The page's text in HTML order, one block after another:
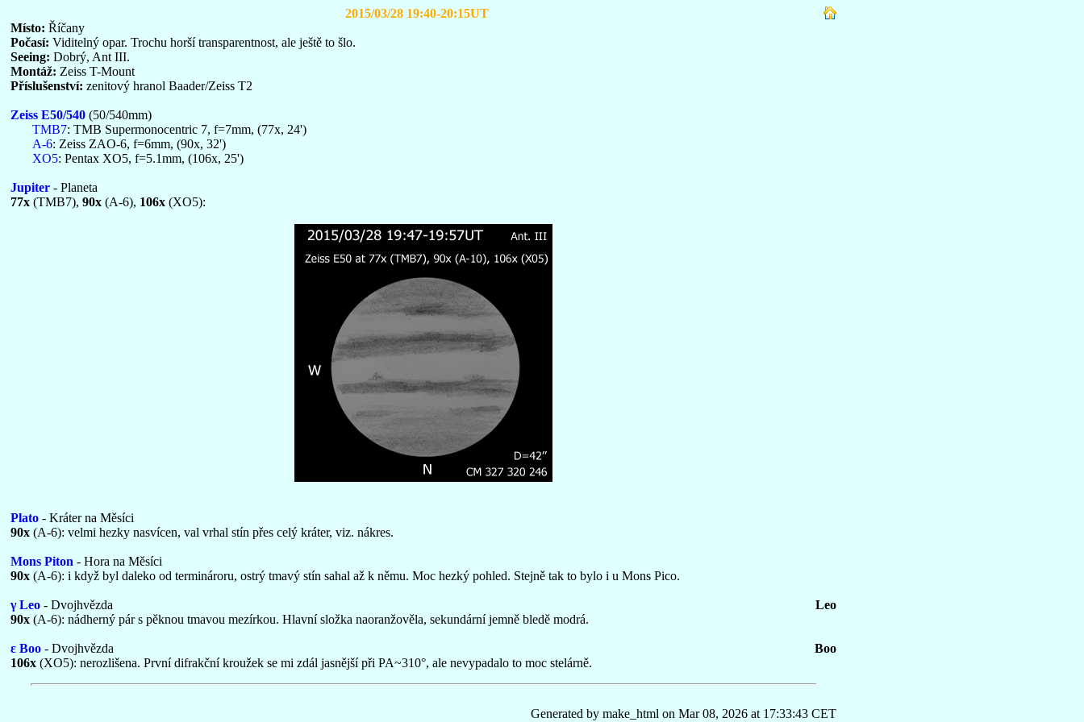
2015/03/28 19:40-20:15UT
Místo: Říčany
Počasí: Viditelný opar. Trochu horší transparentnost, ale ještě to šlo.
Seeing: Dobrý, Ant III.
Montáž: Zeiss T-Mount
Příslušenství: zenitový hranol Baader/Zeiss T2
Zeiss E50/540 (50/540mm)
TMB7: TMB Supermonocentric 7, f=7mm, (77x, 24')
A-6: Zeiss ZAO-6, f=6mm, (90x, 32')
XO5: Pentax XO5, f=5.1mm, (106x, 25')
Jupiter - Planeta
77x (TMB7), 90x (A-6), 106x (XO5):
Plato - Kráter na Měsíci
90x (A-6): velmi hezky nasvícen, val vrhal stín přes celý kráter, viz. nákres.
Mons Piton - Hora na Měsíci
90x (A-6): i když byl daleko od terminároru, ostrý tmavý stín sahal až k němu. Moc hezký pohled. Stejně tak to bylo i u Mons Pico.
Leo
γ Leo - Dvojhvězda
90x (A-6): nádherný pár s pěknou tmavou mezírkou. Hlavní složka naoranžověla, sekundární jemně bledě modrá.
Boo
ε Boo - Dvojhvězda
106x (XO5): nerozlišena. První difrakční kroužek se mi zdál jasnější při PA~310°, ale nevypadalo to moc stelárně.
Generated by make_html on Mar 08, 2026 at 17:33:43 CET